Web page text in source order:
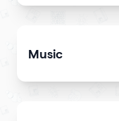
Music